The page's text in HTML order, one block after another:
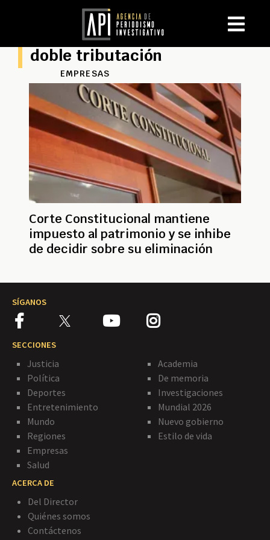
doble tributación
EMPRESAS
Corte Constitucional mantiene
impuesto al patrimonio y se inhibe
de decidir sobre su eliminación
SÍGANOS
SECCIONES
Justicia
Política
Deportes
Entretenimiento
Mundo
Regiones
Empresas
Salud
Academia
De memoria
Investigaciones
Mundial 2026
Nuevo gobierno
Estilo de vida
ACERCA DE
Del Director
Quiénes somos
Contáctenos